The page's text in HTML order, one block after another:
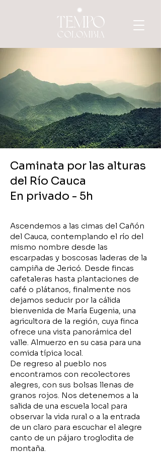
Caminata por las alturas
del Río Cauca
En privado - 5h
Ascendemos a las cimas del Cañón
del Cauca, contemplando el río del
mismo nombre desde las
escarpadas y boscosas laderas de la
campiña de Jericó. Desde fincas
cafetaleras hasta plantaciones de
café o plátanos, finalmente nos
dejamos seducir por la cálida
bienvenida de María Eugenia, una
agricultora de la región, cuya finca
ofrece una vista panorámica del
valle. Almuerzo en su casa para una
comida típica local.
De regreso al pueblo nos
encontramos con recolectores
alegres, con sus bolsas llenas de
granos rojos. Nos detenemos a la
salida de una escuela local para
observar la vida rural o a la entrada
de un claro para escuchar el alegre
canto de un pájaro troglodita de
montaña.